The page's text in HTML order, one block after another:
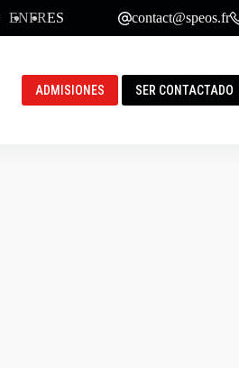
ENFRES contact@speos.fr
ADMISIONES SER CONTACTADO